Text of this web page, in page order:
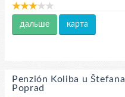
дальше карта
Penzión Koliba u Štefana
Poprad